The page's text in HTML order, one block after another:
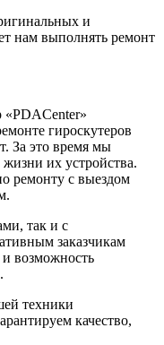
и
нам выполнять ремонт
гироскутеров
За это время мы
их устройства.
ремонту с выездом
так и с
заказчикам
возможность
техники
качество,